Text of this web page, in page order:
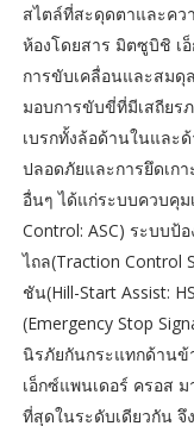
สไตล์ที่สะดุดตาและค
ห้องโดยสาร มิตซูบิชิ เ
การขับเคลื่อนและสมดุ
มอบการขับขี่ที่มีเสถียร
เบรกทั้งล้อด้านในและ
ปลอดภัยและการยึดเก
อื่นๆ ได้แก่ระบบควบคุม
Control: ASC) ระบบ
ไถล(Traction Control
ชัน(Hill-Start Assist:
(Emergency Stop
นิรภัยกันกระแทกด้าน
เอ็กซ์แพนเดอร์ ครอส
ที่สุดในระดับเดียวกัน